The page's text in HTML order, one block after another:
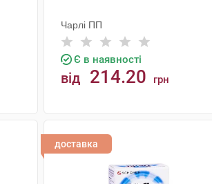
Чарлі ПП
Є в наявності
від 214.20 грн
доставка